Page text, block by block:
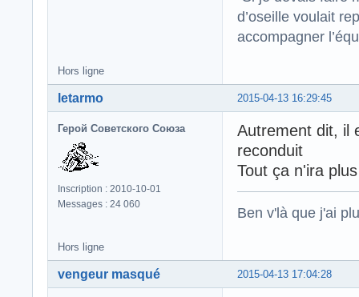
d’oseille voulait
accompagner
Hors ligne
2015-04-13 16:29:45
letarmo
Герой Советского Союза
Inscription : 2010-10-01
Messages : 24 060
Autrement dit, il
reconduit
Tout ça n'ira
Ben v'là que j'ai
Hors ligne
2015-04-13 17:04:28
vengeur masqué